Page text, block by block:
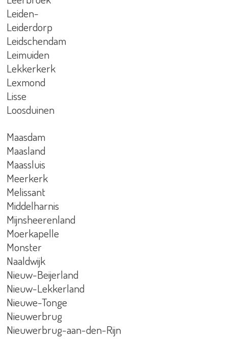
Leiden-
Leiderdorp
Leidschendam
Leimuiden
Lekkerkerk
Lexmond
Lisse
Loosduinen
Maasdam
Maasland
Maassluis
Meerkerk
Melissant
Middelharnis
Mijnsheerenland
Moerkapelle
Monster
Naaldwijk
Nieuw-Beijerland
Nieuw-Lekkerland
Nieuwe-Tonge
Nieuwerbrug
Nieuwerbrug-aan-den-Rijn